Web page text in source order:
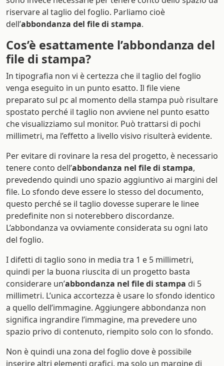
riservare al taglio del foglio. Parliamo cioè
dell’abbondanza del file di stampa.
Cos’è esattamente l’abbondanza del
file di stampa?
In tipografia non vi è certezza che il taglio del foglio
venga eseguito in un punto esatto. Il file viene
preparato sul pc al momento della stampa può risultare
spostato perché il taglio non avviene nel punto esatto
che visualizziamo sul monitor. Può trattarsi di pochi
millimetri, ma l’effetto a livello visivo risulterà evidente.
Per evitare di rovinare la resa del progetto, è necessario
tenere conto dell’abbondanza nel file di stampa,
prevedendo quindi uno spazio aggiuntivo ai margini del
file. Lo sfondo deve essere lo stesso del documento,
questo perché se il taglio dovesse superare le linee
predefinite non si noterebbero discordanze.
L’abbondanza va ovviamente considerata su ogni lato
del foglio.
I difetti di taglio sono in media tra 1 e 5 millimetri,
quindi per la buona riuscita di un progetto basta
considerare un’abbondanza nel file di stampa di 5
millimetri. L’unica accortezza è usare lo sfondo identico
a quello dell’immagine. Aggiungere abbondanza non
significa ingrandire l’immagine, ma prevedere uno
spazio privo di contenuto, riempito solo con lo sfondo.
Non è quindi una zona del foglio dove è possibile
inserire altri elementi grafici, ma solo un margine di